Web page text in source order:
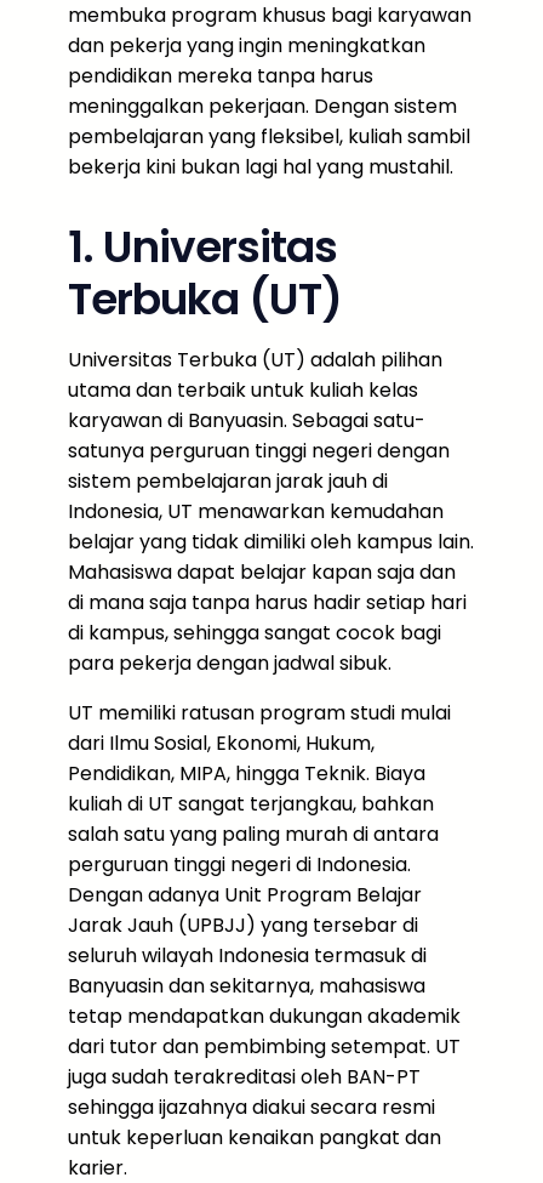
membuka program khusus bagi karyawan
dan pekerja yang ingin meningkatkan
pendidikan mereka tanpa harus
meninggalkan pekerjaan. Dengan sistem
pembelajaran yang fleksibel, kuliah sambil
bekerja kini bukan lagi hal yang mustahil.
1. Universitas
Terbuka (UT)
Universitas Terbuka (UT) adalah pilihan
utama dan terbaik untuk kuliah kelas
karyawan di Banyuasin. Sebagai satu-
satunya perguruan tinggi negeri dengan
sistem pembelajaran jarak jauh di
Indonesia, UT menawarkan kemudahan
belajar yang tidak dimiliki oleh kampus lain.
Mahasiswa dapat belajar kapan saja dan
di mana saja tanpa harus hadir setiap hari
di kampus, sehingga sangat cocok bagi
para pekerja dengan jadwal sibuk.
UT memiliki ratusan program studi mulai
dari Ilmu Sosial, Ekonomi, Hukum,
Pendidikan, MIPA, hingga Teknik. Biaya
kuliah di UT sangat terjangkau, bahkan
salah satu yang paling murah di antara
perguruan tinggi negeri di Indonesia.
Dengan adanya Unit Program Belajar
Jarak Jauh (UPBJJ) yang tersebar di
seluruh wilayah Indonesia termasuk di
Banyuasin dan sekitarnya, mahasiswa
tetap mendapatkan dukungan akademik
dari tutor dan pembimbing setempat. UT
juga sudah terakreditasi oleh BAN-PT
sehingga ijazahnya diakui secara resmi
untuk keperluan kenaikan pangkat dan
karier.